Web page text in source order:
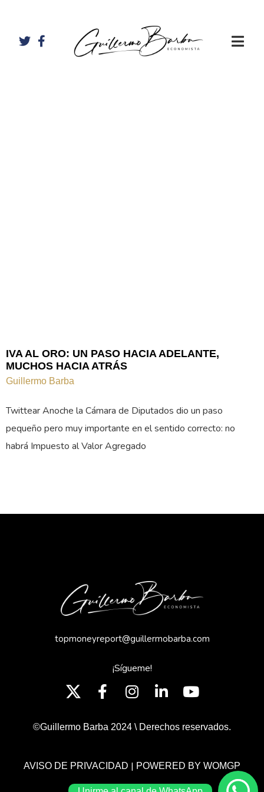
IVA AL ORO: UN PASO HACIA ADELANTE,
MUCHOS HACIA ATRÁS
Guillermo Barba
Twittear Anoche la Cámara de Diputados dio un paso
pequeño pero muy importante en el sentido correcto: no
habrá Impuesto al Valor Agregado
topmoneyreport@guillermobarba.com
¡Sígueme!
©Guillermo Barba 2024 \ Derechos reservados.
AVISO DE PRIVACIDAD | POWERED BY WOMGP